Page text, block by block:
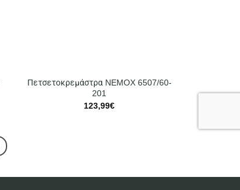
Πετσετοκρεμάστρα NEMOX 6507/60-
201
123,99€